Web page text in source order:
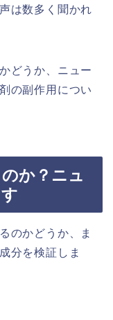
は数多く聞かれ
どうか、ニュー
の副作用につい
か？ニュ
のかどうか、ま
分を検証しま